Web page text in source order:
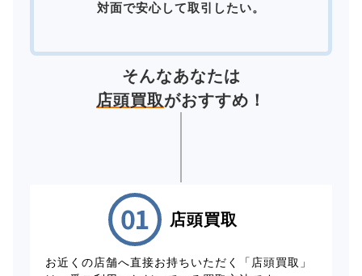
対面で安心して取引したい。
そんなあなたは
店頭買取がおすすめ！
店頭買取
お近くの店舗へ直接お持ちいただく「店頭買取」